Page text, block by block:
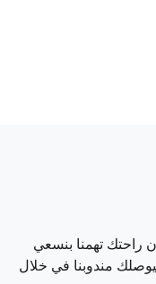
راحتك تهمنا بنسعي
مندوبنا في خلال